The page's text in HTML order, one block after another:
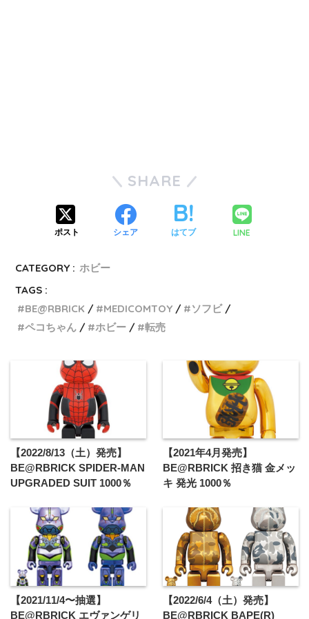
SHARE
ポスト シェア はてブ LINE
CATEGORY : ホビー
TAGS :
BE@RBRICK
MEDICOMTOY
ソフビ
ペコちゃん
ホビー 転売
【2022/8/13（土）発売】
BE@RBRICK SPIDER-MAN
UPGRADED SUIT 1000％
【2021年4月発売】
BE@RBRICK 招き猫 金メッ
キ 発光 1000％
【2021/11/4〜抽選】
BE@RBRICK エヴァンゲリ
【2022/6/4（土）発売】
BE@RBRICK BAPE(R)